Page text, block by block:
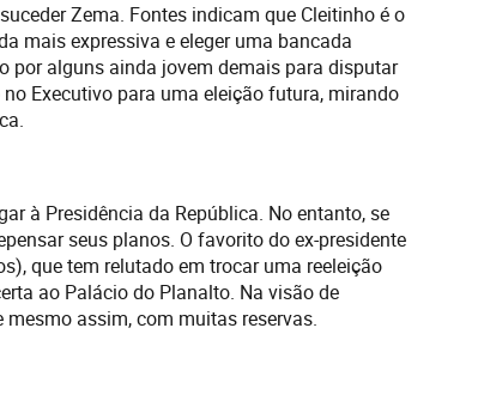
Zema. Fontes indicam que Cleitinho é o
mais expressiva e eleger uma bancada
por alguns ainda jovem demais para disputar
Executivo para uma eleição futura, mirando
à Presidência da República. No entanto, se
seus planos. O favorito do ex-presidente
que tem relutado em trocar uma reeleição
ao Palácio do Planalto. Na visão de
assim, com muitas reservas.